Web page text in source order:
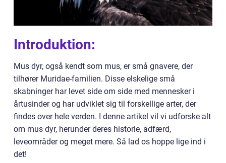
Introduktion:
Mus dyr, også kendt som mus, er små gnavere, der
tilhører Muridae-familien. Disse elskelige små
skabninger har levet side om side med mennesker i
årtusinder og har udviklet sig til forskellige arter, der
findes over hele verden. I denne artikel vil vi udforske alt
om mus dyr, herunder deres historie, adfærd,
leveområder og meget mere. Så lad os hoppe lige ind i
det!